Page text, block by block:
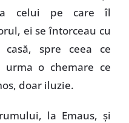
celui pe care îl
ei se întorceau cu
spre ceea ce
urma o chemare ce
doar iluzie.
la Emaus, şi